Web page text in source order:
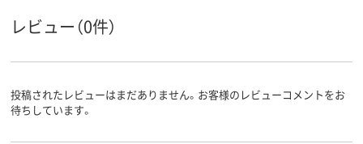
レビュー（0件）
投稿されたレビューはまだありません。お客様のレビューコメントをお
待ちしています。